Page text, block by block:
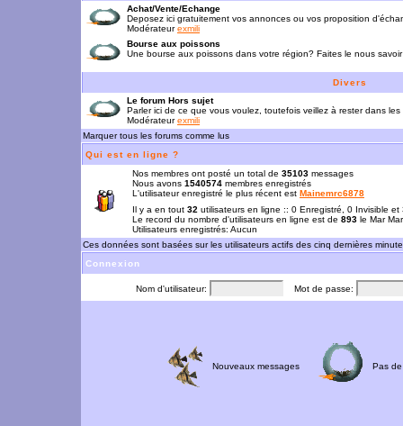
Achat/Vente/Echange
Deposez ici gratuitement vos annonces ou vos proposition
Modérateurexmili
Bourse aux poissons
Une bourse aux poissons dans votre région? Faites le nous savoir
Divers
Le forum Hors sujet
Parler ici de ce que vous voulez, toutefois veillez à rester dans les
Modérateurexmili
Marquer tous les forums comme lus
Qui est en ligne ?
Nos membres ont posté un total de 35103 messages
Nous avons 1540574 membres enregistrés
L'utilisateur enregistré le plus récent est Mainemrc6878
Il y a en tout 32 utilisateurs en ligne :: 0 Enregistré, 0 Invisible
Le record du nombre d'utilisateurs en ligne est de 893 le Mar
Utilisateurs enregistrés: Aucun
Ces données sont basées sur les utilisateurs actifs des cinq dernières
Connexion
Nom d'utilisateur: Mot de passe:
Nouveaux messages Pas